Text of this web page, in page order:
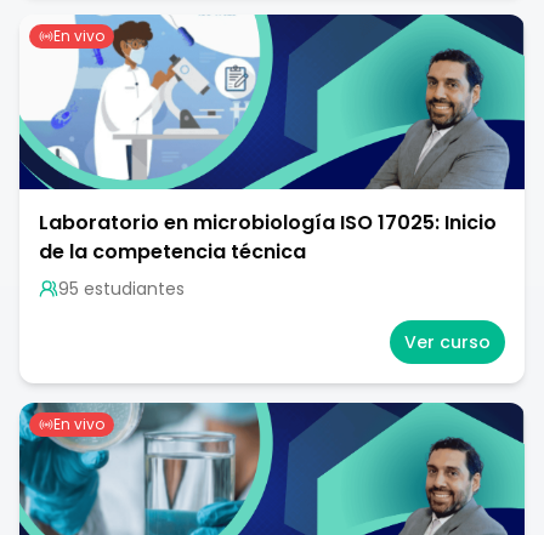
En vivo
Laboratorio en microbiología ISO 17025: Inicio
de la competencia técnica
95 estudiantes
Ver curso
En vivo